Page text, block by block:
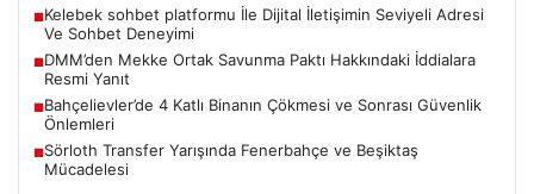
■Kelebek sohbet platformu İle Dijital İletişimin Seviyeli Adresi
Ve Sohbet Deneyimi
■DMM’den Mekke Ortak Savunma Paktı Hakkındaki İddialara
Resmi Yanıt
■Bahçelievler’de 4 Katlı Binanın Çökmesi ve Sonrası Güvenlik
Önlemleri
■Sörloth Transfer Yarışında Fenerbahçe ve Beşiktaş
Mücadelesi